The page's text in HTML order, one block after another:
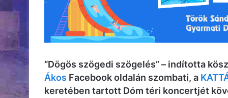
“Dögös szögedi szögelés” – indította
Ákos Facebook oldalán szombati, a
keretében tartott Dóm téri koncertjét